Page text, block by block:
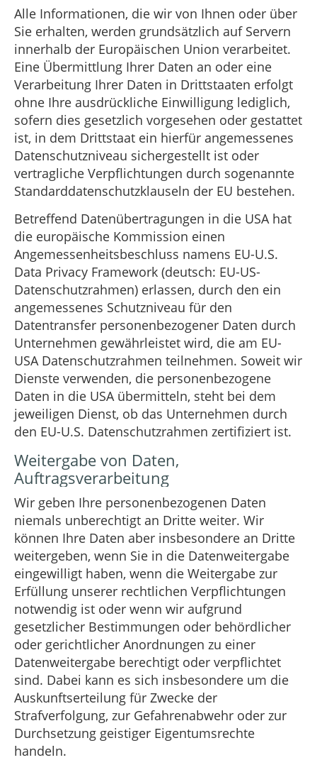
Alle Informationen, die wir von Ihnen oder über
Sie erhalten, werden grundsätzlich auf Servern
innerhalb der Europäischen Union verarbeitet.
Eine Übermittlung Ihrer Daten an oder eine
Verarbeitung Ihrer Daten in Drittstaaten erfolgt
ohne Ihre ausdrückliche Einwilligung lediglich,
sofern dies gesetzlich vorgesehen oder gestattet
ist, in dem Drittstaat ein hierfür angemessenes
Datenschutzniveau sichergestellt ist oder
vertragliche Verpflichtungen durch sogenannte
Standarddatenschutzklauseln der EU bestehen.
Betreffend Datenübertragungen in die USA hat
die europäische Kommission einen
Angemessenheitsbeschluss namens EU-U.S.
Data Privacy Framework (deutsch: EU-US-
Datenschutzrahmen) erlassen, durch den ein
angemessenes Schutzniveau für den
Datentransfer personenbezogener Daten durch
Unternehmen gewährleistet wird, die am EU-
USA Datenschutzrahmen teilnehmen. Soweit wir
Dienste verwenden, die personenbezogene
Daten in die USA übermitteln, steht bei dem
jeweiligen Dienst, ob das Unternehmen durch
den EU-U.S. Datenschutzrahmen zertifiziert ist.
Weitergabe von Daten,
Auftragsverarbeitung
Wir geben Ihre personenbezogenen Daten
niemals unberechtigt an Dritte weiter. Wir
können Ihre Daten aber insbesondere an Dritte
weitergeben, wenn Sie in die Datenweitergabe
eingewilligt haben, wenn die Weitergabe zur
Erfüllung unserer rechtlichen Verpflichtungen
notwendig ist oder wenn wir aufgrund
gesetzlicher Bestimmungen oder behördlicher
oder gerichtlicher Anordnungen zu einer
Datenweitergabe berechtigt oder verpflichtet
sind. Dabei kann es sich insbesondere um die
Auskunftserteilung für Zwecke der
Strafverfolgung, zur Gefahrenabwehr oder zur
Durchsetzung geistiger Eigentumsrechte
handeln.